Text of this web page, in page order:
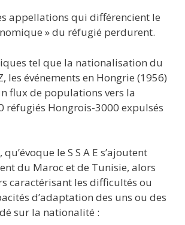
appellations qui différencient le
» du réfugié perdurent.
tel que la nationalisation du
les événements en Hongrie (1956)
flux de populations vers la
réfugiés Hongrois-3000 expulsés
le S S A E s’ajoutent
du Maroc et de Tunisie, alors
caractérisant les difficultés ou
d’adaptation des uns ou des
sur la nationalité :